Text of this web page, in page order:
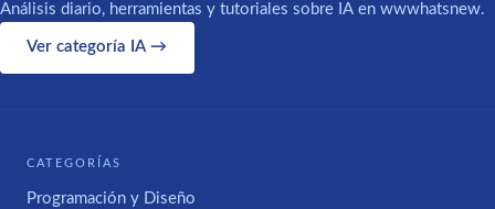
Análisis diario, herramientas y tutoriales sobre IA en wwwhatsnew.
Ver categoría IA →
CATEGORÍAS
Programación y Diseño